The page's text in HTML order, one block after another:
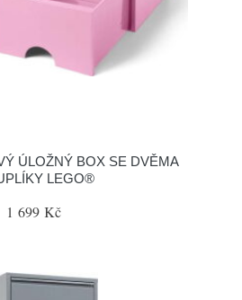
ÚLOŽNÝ BOX SE DVĚMA
LEGO®
1 699 Kč